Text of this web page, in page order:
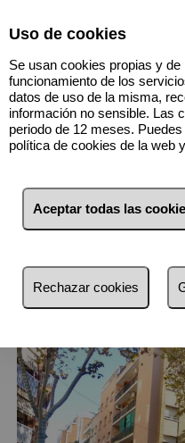
3 Inmuebles
más reciente
Menos reciente
Baratos
Caros
Uso de cookies
Se usan cookies propias y
funcionamiento de los
datos de uso de la misma,
información no sensible. Las
periodo de 12 meses.
política de cookies de la web
Aceptar todas las
Rechazar cookies